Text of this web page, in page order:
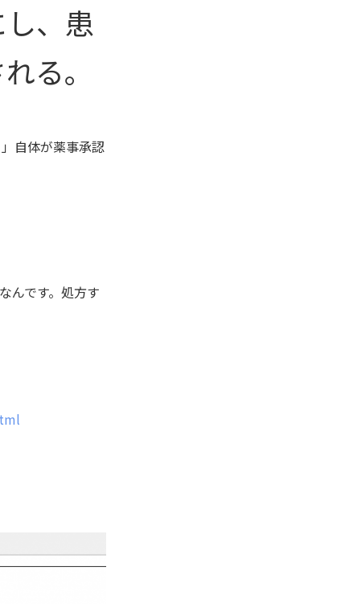
、患
る。
自体が薬事承認
んです。処方す